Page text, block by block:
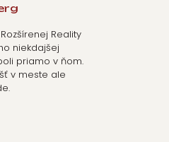
Reality
niekdajšej
priamo v ňom.
v meste ale